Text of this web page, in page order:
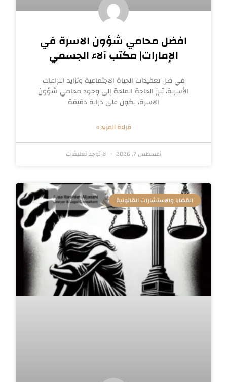
افضل محامي شؤون الاسرة في
الإمارات| مكتب آلاء الجسمي
في ظل تعقيدات الحياة الاجتماعية وتزايد النزاعات
الأسرية، تبرز الحاجة الملحة إلى وجود محامي شؤون
الاسرة، يكون على دراية دقيقة
قراءة المزيد »
أغسطس 7, 2026 لا توجد تعليقات
القضايا والاستشارات القانونية